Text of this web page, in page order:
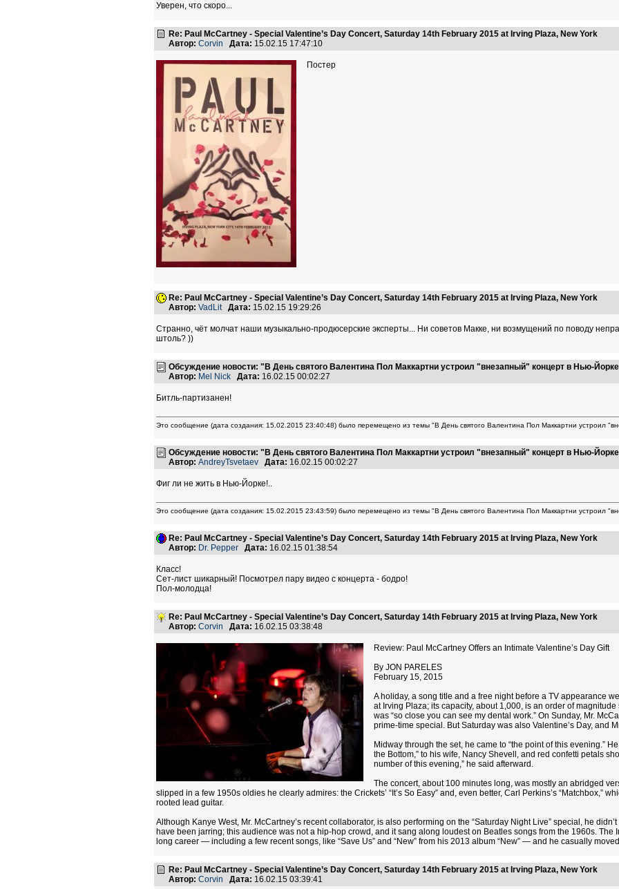
Уверен, что скоро...
Re: Paul McCartney - Special Valentine’s Day Concert, Saturday 14th February 2015 at Irving Plaza, New York
Автор: Corvin Дата: 15.02.15 17:47:10
Постер
Re: Paul McCartney - Special Valentine’s Day Concert, Saturday 14th February 2015 at Irving Plaza, New York
Автор: VadLit Дата: 15.02.15 19:29:26
Странно, чёт молчат наши музыкально-продюсерские эксперты... Ни советов Макке, ни возмущений по поводу
штоль? ))
Обсуждение новости: "В День святого Валентина Пол Маккартни устроил "внезапный" концерт в Нью-
Автор: Mel Nick Дата: 16.02.15 00:02:27
Битль-партизанен!
Это сообщение (дата создания: 15.02.2015 23:40:48) было перемещено из темы "В День святого Валентина Пол Маккартни устроил
Обсуждение новости: "В День святого Валентина Пол Маккартни устроил "внезапный" концерт в Нью-
Автор: AndreyTsvetaev Дата: 16.02.15 00:02:27
Фиг ли не жить в Нью-Йорке!..
Это сообщение (дата создания: 15.02.2015 23:43:59) было перемещено из темы "В День святого Валентина Пол Маккартни устроил
Re: Paul McCartney - Special Valentine’s Day Concert, Saturday 14th February 2015 at Irving Plaza, New York
Автор: Dr. Pepper Дата: 16.02.15 01:38:54
Класс!
Сет-лист шикарный! Посмотрел пару видео с концерта - бодро!
Пол-молодца!
Re: Paul McCartney - Special Valentine’s Day Concert, Saturday 14th February 2015 at Irving Plaza, New York
Автор: Corvin Дата: 16.02.15 03:38:48
Review: Paul McCartney Offers an Intimate Valentine’s Day Gift
By JON PARELES
February 15, 2015
A holiday, a song title and a free night before a TV appearance
at Irving Plaza; its capacity, about 1,000, is an order of
was “so close you can see my dental work.” On Sunday, Mr.
prime-time special. But Saturday was also Valentine’s Day, and
Midway through the set, he came to “the point of this evening.”
the Bottom,” to his wife, Nancy Shevell, and red confetti petals
number of this evening,” he said afterward.
The concert, about 100 minutes long, was mostly an abridged
slipped in a few 1950s oldies he clearly admires: the Crickets’ “It’s So Easy” and, even better, Carl Perkins’s “Matchbox,”
rooted lead guitar.
Although Kanye West, Mr. McCartney’s recent collaborator, is also performing on the “Saturday Night Live” special, he
have been jarring; this audience was not a hip-hop crowd, and it sang along loudest on Beatles songs from the 1960s.
long career — including a few recent songs, like “Save Us” and “New” from his 2013 album “New” — and he casually
Re: Paul McCartney - Special Valentine’s Day Concert, Saturday 14th February 2015 at Irving Plaza, New York
Автор: Corvin Дата: 16.02.15 03:39:41